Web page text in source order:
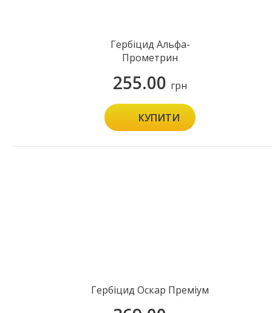
Гербіцид Альфа-
Прометрин
255.00 грн
КУПИТИ
Гербіцид Оскар Преміум